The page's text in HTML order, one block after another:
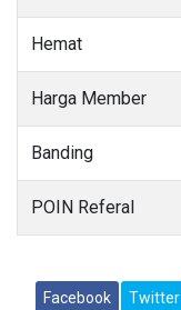
Hemat
Harga Member
Banding
POIN Referal
Facebook Twitter